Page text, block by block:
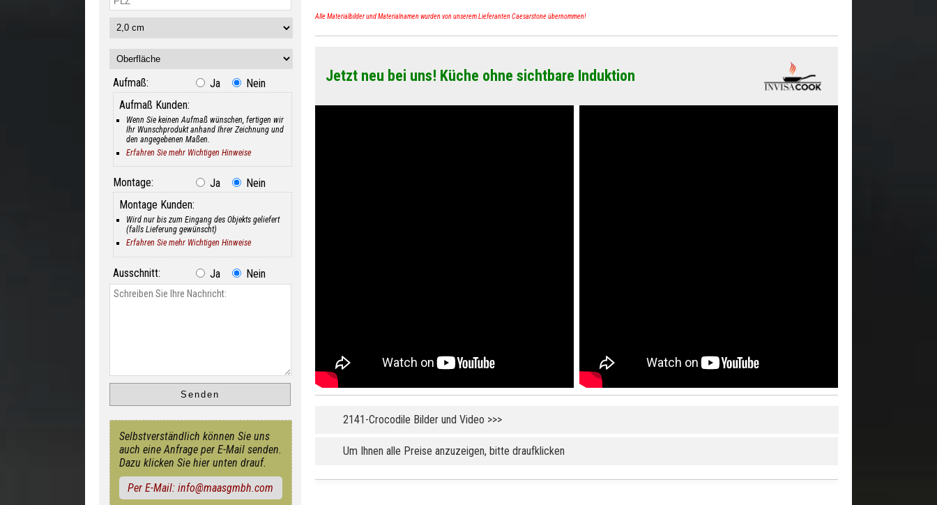
Alle Materialbilder und Materialnamen wurden von unserem Lieferanten Caesarstone übernommen!
Jetzt neu bei uns! Küche ohne sichtbare Induktion
2141-Crocodile Bilder und Video >>>
Um Ihnen alle Preise anzuzeigen, bitte draufklicken
Aufmaß: Ja
Nein
Aufmaß Kunden:
Wenn Sie keinen Aufmaß wünschen, fertigen wir
Ihr Wunschprodukt anhand Ihrer Zeichnung und
den angegebenen Maßen.
Erfahren Sie mehr Wichtigen Hinweise
Montage: Ja
Nein
Montage Kunden:
Wird nur bis zum Eingang des Objekts geliefert
(falls Lieferung gewünscht)
Erfahren Sie mehr Wichtigen Hinweise
Ausschnitt: Ja Nein
Selbstverständlich können Sie uns
auch eine Anfrage per E-Mail senden.
Dazu klicken Sie hier unten drauf.
Per E-Mail: info@maasgmbh.com